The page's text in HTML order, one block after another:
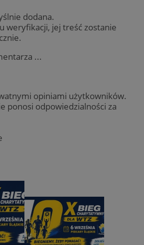
dodana.
weryfikacji, jej treść zostanie
...
opiniami użytkowników.
ponosi odpowiedzialności za